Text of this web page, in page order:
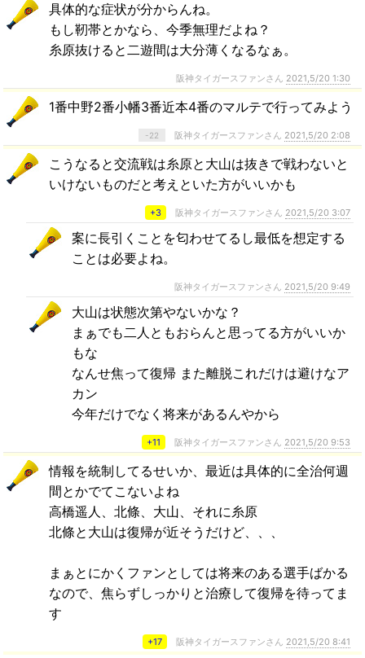
具体的な症状が分からんね。
もし靭帯とかなら、今季無理だよね？
糸原抜けると二遊間は大分薄くなるなぁ。
阪神タイガースファンさん 2021,5/20 1:30
1番中野2番小幡3番近本4番のマルテで行ってみよう
-22 阪神タイガースファンさん 2021,5/20 2:08
こうなると交流戦は糸原と大山は抜きで戦わないと
いけないものだと考えといた方がいいかも
+3 阪神タイガースファンさん 2021,5/20 3:07
案に長引くことを匂わせてるし最低を想定する
ことは必要よね。
阪神タイガースファンさん 2021,5/20 9:49
大山は状態次第やないかな？
まぁでも二人ともおらんと思ってる方がいいか
もな
なんせ焦って復帰 また離脱これだけは避けなア
カン
今年だけでなく将来があるんやから
+11 阪神タイガースファンさん 2021,5/20 9:53
情報を統制してるせいか、最近は具体的に全治何週
間とかでてこないよね
高橋遥人、北條、大山、それに糸原
北條と大山は復帰が近そうだけど、、、
まぁとにかくファンとしては将来のある選手ばかる
なので、焦らずしっかりと治療して復帰を待ってま
す
+17 阪神タイガースファンさん 2021,5/20 8:41